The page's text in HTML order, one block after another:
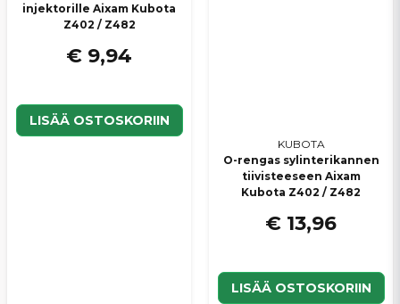
injektorille Aixam Kubota
Z402 / Z482
€ 9,94
LISÄÄ OSTOSKORIIN
KUBOTA
O-rengas sylinterikannen
tiivisteeseen Aixam
Kubota Z402 / Z482
€ 13,96
LISÄÄ OSTOSKORIIN